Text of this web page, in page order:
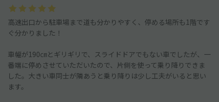
高速出口から駐車場まで道も分かりやすく、停める場所も1階です
ぐ分かりました！
車幅が190㎝とギリギリで、スライドドアでもない車でしたが、一
番端に停めさせていただいたので、片側を使って乗り降りできま
した。大きい車同士が隣あうと乗り降りは少し工夫がいると思い
ます。